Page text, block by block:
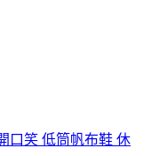
口笑 低筒帆布鞋 休